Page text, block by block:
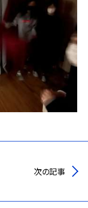
次の記事